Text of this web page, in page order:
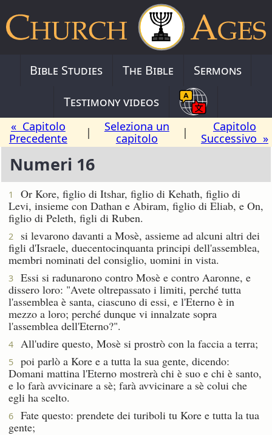
Bible Studies The Bible
Sermons
Testimony videos
« Capitolo
Precedente
|
Seleziona un
capitolo
|
Capitolo
Successivo »
Numeri 16
1
Or Kore, figlio di Itshar, figlio di Kehath, figlio di
Levi, insieme con Dathan e Abiram, figlio di Eliab, e On,
figlio di Peleth, figli di Ruben.
2
si levarono davanti a Mosè, assieme ad alcuni altri dei
figli d'Israele, duecentocinquanta principi dell'assemblea,
membri nominati del consiglio, uomini in vista.
3
Essi si radunarono contro Mosè e contro Aaronne, e
dissero loro: "Avete oltrepassato i limiti, perché tutta
l'assemblea è santa, ciascuno di essi, e l'Eterno è in
mezzo a loro; perché dunque vi innalzate sopra
l'assemblea dell'Eterno?".
4 All'udire questo, Mosè si prostrò con la faccia a terra;
5
poi parlò a Kore e a tutta la sua gente, dicendo:
Domani mattina l'Eterno mostrerà chi è suo e chi è santo,
e lo farà avvicinare a sè; farà avvicinare a sè colui che
egli ha scelto.
6
Fate questo: prendete dei turiboli tu Kore e tutta la tua
gente;